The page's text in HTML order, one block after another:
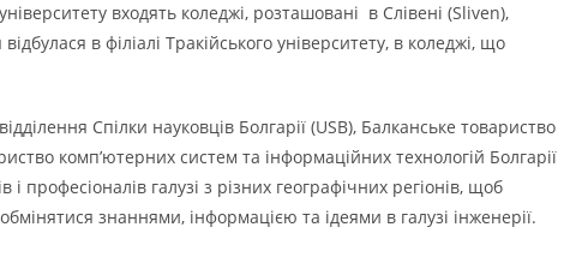
входять коледжі, розташовані в Слівені (Sliven),
в філіалі Тракійського університету, в коледжі, що
Спілки науковців Болгарії (USB), Балканське товариство
комп’ютерних систем та інформаційних технологій Болгарії
і професіоналів галузі з різних географічних регіонів, щоб
знаннями, інформацією та ідеями в галузі інженерії.